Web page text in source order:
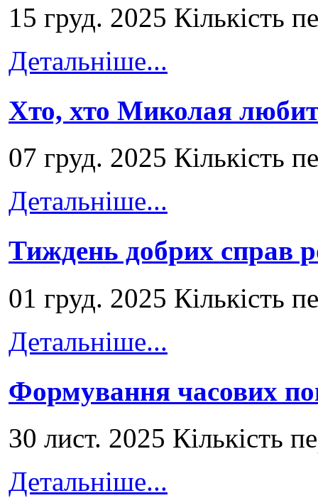
15 груд. 2025 Кількість
Детальніше...
Хто, хто Миколая
07 груд. 2025 Кількість
Детальніше...
Тиждень добрих справ
01 груд. 2025 Кількість
Детальніше...
Формування часових
30 лист. 2025 Кількість
Детальніше...